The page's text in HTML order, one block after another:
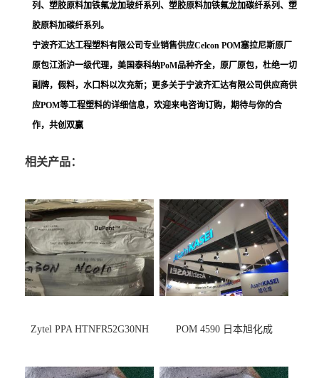
列、塑胶原料加铁氟龙加玻纤系列、塑胶原料加铁氟龙加碳纤系列、塑
胶原料加碳纤系列。
宁波齐汇达工程塑料有限公司专业销售供应Celcon POM塞拉尼斯原厂
原包江浙沪一级代理，美国泰科纳PoM品种齐全，原厂原包，杜绝一切
副牌，假料，水口料以次充新；更多关于宁波齐汇达有限公司供应商供
应POM等工程塑料的详细信息，欢迎来电咨询订购，期待与你的合
作，共创双赢
相关产品：
Zytel PPA HTNFR52G30NH POM 4590 日本旭化成